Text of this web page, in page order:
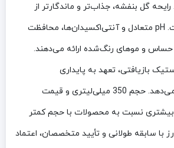
گل بنفشه، جذاب‌تر و ماندگارتر از
رایحه‌های عمومی است. pH متعادل و آنتی‌اکسیدان‌ها، محافظت
و موهای رنگ‌شده ارائه می‌دهند.
با 40% پلاستیک بازیافتی، تعهد به پایداری
محیط‌زیست را نشان می‌دهد. حجم 350 میلی‌لیتری و قیمت
بیشتری نسبت به محصولات با حجم کمتر
با سابقه طولانی و تأیید متخصصان، اعتماد